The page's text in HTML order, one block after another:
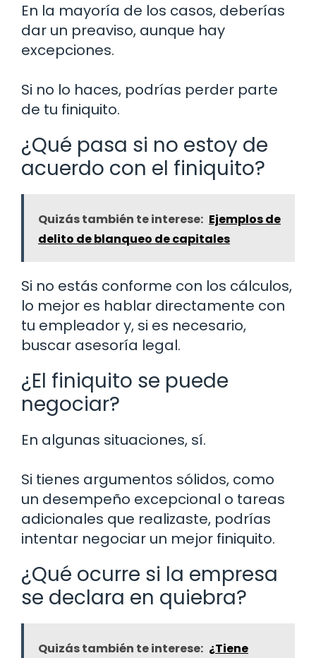
En la mayoría de los casos, deberías
dar un preaviso, aunque hay
excepciones.
Si no lo haces, podrías perder parte
de tu finiquito.
¿Qué pasa si no estoy de
acuerdo con el finiquito?
Quizás también te interese: Ejemplos de
delito de blanqueo de capitales
Si no estás conforme con los cálculos,
lo mejor es hablar directamente con
tu empleador y, si es necesario,
buscar asesoría legal.
¿El finiquito se puede
negociar?
En algunas situaciones, sí.
Si tienes argumentos sólidos, como
un desempeño excepcional o tareas
adicionales que realizaste, podrías
intentar negociar un mejor finiquito.
¿Qué ocurre si la empresa
se declara en quiebra?
Quizás también te interese: ¿Tiene